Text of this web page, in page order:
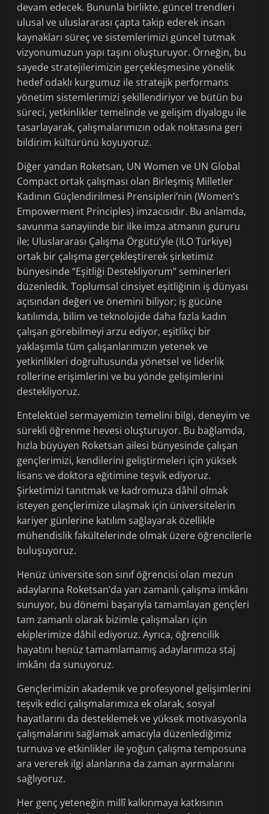
devam edecek. Bununla birlikte, güncel trendleri
ulusal ve uluslararası çapta takip ederek insan
kaynakları süreç ve sistemlerimizi güncel tutmak
vizyonumuzun yapı taşını oluşturuyor. Örneğin, bu
sayede stratejilerimizin gerçekleşmesine yönelik
hedef odaklı kurgumuz ile stratejik performans
yönetim sistemlerimizi şekillendiriyor ve bütün bu
süreci, yetkinlikler temelinde ve gelişim diyalogu ile
tasarlayarak, çalışmalarımızın odak noktasına geri
bildirim kültürünü koyuyoruz.
Diğer yandan Roketsan, UN Women ve UN Global
Compact ortak çalışması olan Birleşmiş Milletler
Kadının Güçlendirilmesi Prensipleri’nin (Women’s
Empowerment Principles) imzacısıdır. Bu anlamda,
savunma sanayiinde bir ilke imza atmanın gururu
ile; Uluslararası Çalışma Örgütü’yle (ILO Türkiye)
ortak bir çalışma gerçekleştirerek şirketimiz
bünyesinde “Eşitliği Destekliyorum” seminerleri
düzenledik. Toplumsal cinsiyet eşitliğinin iş dünyası
açısından değeri ve önemini biliyor; iş gücüne
katılımda, bilim ve teknolojide daha fazla kadın
çalışan görebilmeyi arzu ediyor, eşitlikçi bir
yaklaşımla tüm çalışanlarımızın yetenek ve
yetkinlikleri doğrultusunda yönetsel ve liderlik
rollerine erişimlerini ve bu yönde gelişimlerini
destekliyoruz.
Entelektüel sermayemizin temelini bilgi, deneyim ve
sürekli öğrenme hevesi oluşturuyor. Bu bağlamda,
hızla büyüyen Roketsan ailesi bünyesinde çalışan
gençlerimizi, kendilerini geliştirmeleri için yüksek
lisans ve doktora eğitimine teşvik ediyoruz.
Şirketimizi tanıtmak ve kadromuza dâhil olmak
isteyen gençlerimize ulaşmak için üniversitelerin
kariyer günlerine katılım sağlayarak özellikle
mühendislik fakültelerinde olmak üzere öğrencilerle
buluşuyoruz.
Henüz üniversite son sınıf öğrencisi olan mezun
adaylarına Roketsan’da yarı zamanlı çalışma imkânı
sunuyor, bu dönemi başarıyla tamamlayan gençleri
tam zamanlı olarak bizimle çalışmaları için
ekiplerimize dâhil ediyoruz. Ayrıca, öğrencilik
hayatını henüz tamamlamamış adaylarımıza staj
imkânı da sunuyoruz.
Gençlerimizin akademik ve profesyonel gelişimlerini
teşvik edici çalışmalarımıza ek olarak, sosyal
hayatlarını da desteklemek ve yüksek motivasyonla
çalışmalarını sağlamak amacıyla düzenlediğimiz
turnuva ve etkinlikler ile yoğun çalışma temposuna
ara vererek ilgi alanlarına da zaman ayırmalarını
sağlıyoruz.
Her genç yeteneğin millî kalkınmaya katkısının